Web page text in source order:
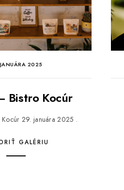
2025
Bistro Kocúr
29. januára 2025 .
GALÉRIU